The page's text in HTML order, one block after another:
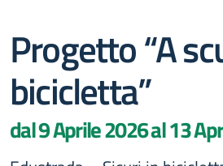
Progetto “A
bicicletta”
dal 9 Aprile 2026 al 13